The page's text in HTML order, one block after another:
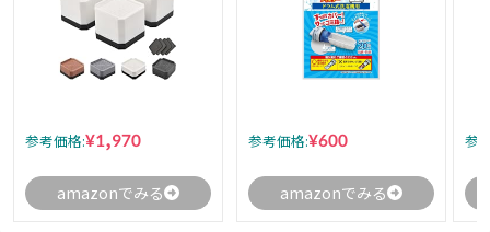
参考価格:¥1,970
amazonでみる
参考価格:¥600
amazonでみる
参